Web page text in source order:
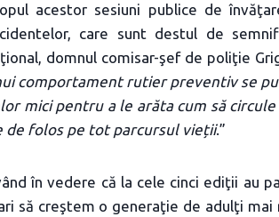
acestor sesiuni publice de
care sunt destul de
domnul comisar-şef de poliţie
comportament rutier preventiv se
mici pentru a le arăta cum să
de folos pe tot parcursul vieții.”
în vedere că la cele cinci ediţii au
să creştem o generaţie de adulţi